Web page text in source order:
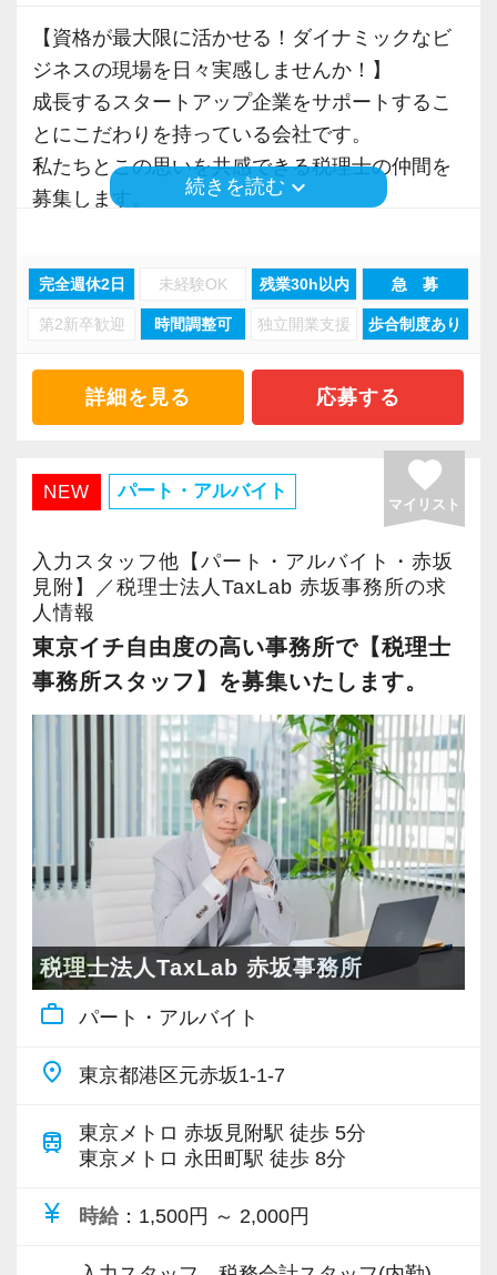
【資格が最大限に活かせる！ダイナミックなビ
ジネスの現場を日々実感しませんか！】
成⻑するスタートアップ企業をサポートするこ
とにこだわりを持っている会社です。
私たちとこの思いを共感できる税理士の仲間を
募集します。
ルアップを目指したい方からの応募をお待ちし
ています！
やる気とスキルに応じて、小さな黒字の会社、
資本金1億円超規模の会社、上場会社の子会社、
上場会社、上場準備会社など段階的に難易度が
上がる仕事をお任せします。
【2015年に税理士法人化、あなたの実力を発揮
できる環境です！】
2015年12月に税理士法人化しました。
お客様は上場を目指すスタートアップが中心
で、法人化以来、毎年15%の勢いで成⻑を続け
ています。
Gemstone=「原石」という意味。原石である皆
さんを輝かせることを大事に、熱意とポテンシ
ャル重視、人物重視の採用を行っています。
【徹底したペーパーレス・クラウド活用で業務
効率化を図っています！】
7〜8割のお客様はすでにペーパーレス化。
クラウド会計ソフトの導入も積極的に実施して
おり、新規のお客様は基本的にクラウド、既存
のお客様も約7割がクラウドを利用しています。
クラウド会計ソフトfreeeの5つ星認定アドバイ
「会計freee エキスパート」「会計freee 上級エ
キスパート」の取得を推奨（受験費用は事務所
現在いるスタッフは全員「会計freee エキスパー
ト」を取得しています。
続きを読む keyboard_arrow_down
完全週休2日 未経験OK 残業30h以内 急 募
第2新卒歓迎 時間調整可 独立開業支援 歩合制度あり
詳細を見る 応募する
NEW パート・アルバイト favorite
マイリスト
入力スタッフ他【パート・アルバイト・赤坂
見附】／税理士法人TaxLab 赤坂事務所の求
人情報
東京イチ自由度の高い事務所で【税理士
事務所スタッフ】を募集いたします。
税理士法人TaxLab 赤坂事務所
work_outline パート・アルバイト
place 東京都港区元赤坂1-1-7
train
東京メトロ 赤坂見附駅 徒歩 5分
東京メトロ 永田町駅 徒歩 8分
currency_yen 時給 ：1,500円 ～ 2,000円